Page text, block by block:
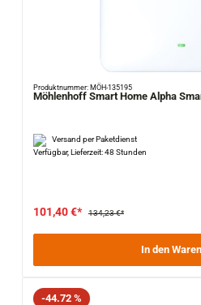
Produktnummer: MÖH-135195
Möhlenhoff Smart Home Alpha
Versand per Paketdienst
Verfügbar, Lieferzeit: 48 Stunden
101,40 €* 134,23 €*
In den
Rabatt
-44.72 %